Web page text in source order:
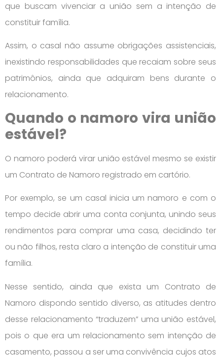
que buscam vivenciar a união sem a intenção de
constituir família.
Assim, o casal não assume obrigações assistenciais,
inexistindo responsabilidades que recaiam sobre seus
patrimônios, ainda que adquiram bens durante o
relacionamento.
Quando o namoro vira união
estável?
O namoro poderá virar união estável mesmo se existir
um Contrato de Namoro registrado em cartório.
Por exemplo, se um casal inicia um namoro e com o
tempo decide abrir uma conta conjunta, unindo seus
rendimentos para comprar uma casa, decidindo ter
ou não filhos, resta claro a intenção de constituir uma
família.
Nesse sentido, ainda que exista um Contrato de
Namoro dispondo sentido diverso, as atitudes dentro
desse relacionamento “traduzem” uma união estável,
pois o que era um relacionamento sem intenção de
casamento, passou a ser uma convivência cujos atos